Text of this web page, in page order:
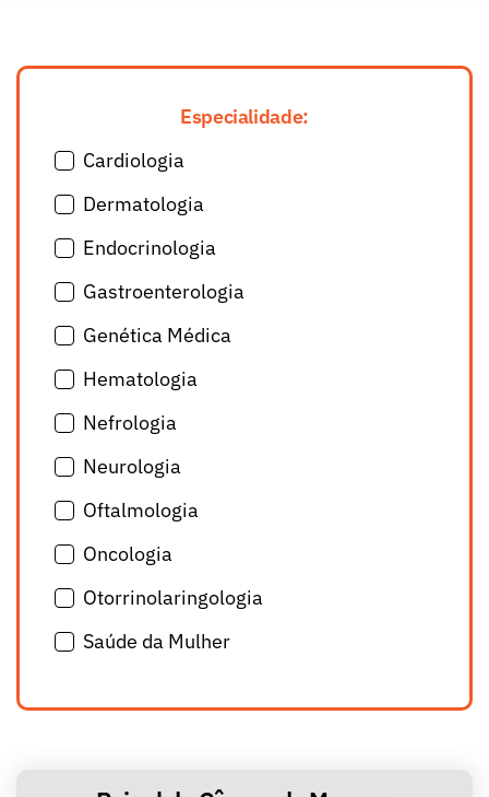
Especialidade:
Cardiologia
Dermatologia
Endocrinologia
Gastroenterologia
Genética Médica
Hematologia
Nefrologia
Neurologia
Oftalmologia
Oncologia
Otorrinolaringologia
Saúde da Mulher